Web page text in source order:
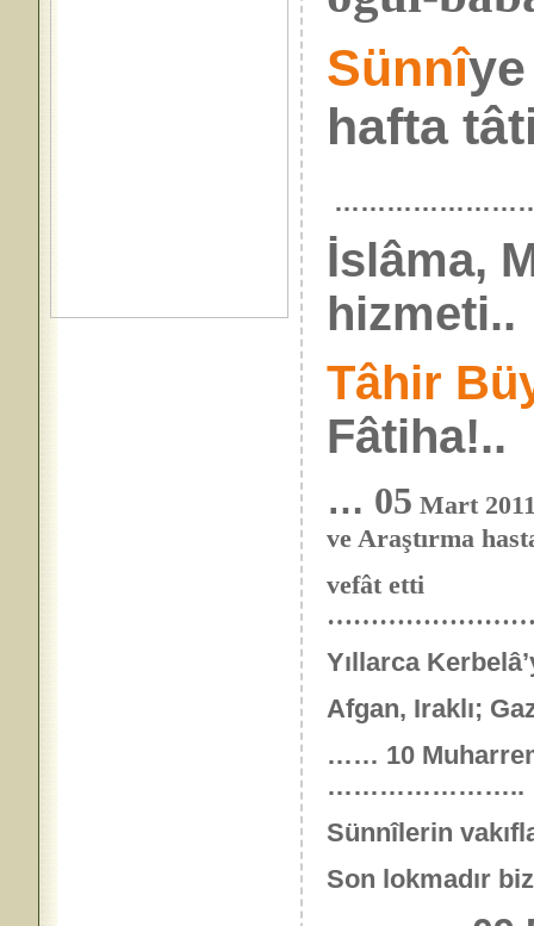
Sünnî
hafta
İslâma,
hizmeti..
Tâhir
Fâtiha!..
… 05 Mart
ve Araştırma
vefât etti
Yıllarca
Afgan, Iraklı;
…… 10
…………………..
Sünnîlerin
Son lokmadır